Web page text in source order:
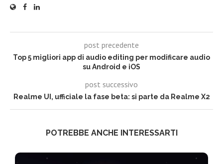
post precedente
Top 5 migliori app di audio editing per modificare audio
su Android e iOS
post successivo
Realme UI, ufficiale la fase beta: si parte da Realme X2
POTREBBE ANCHE INTERESSARTI